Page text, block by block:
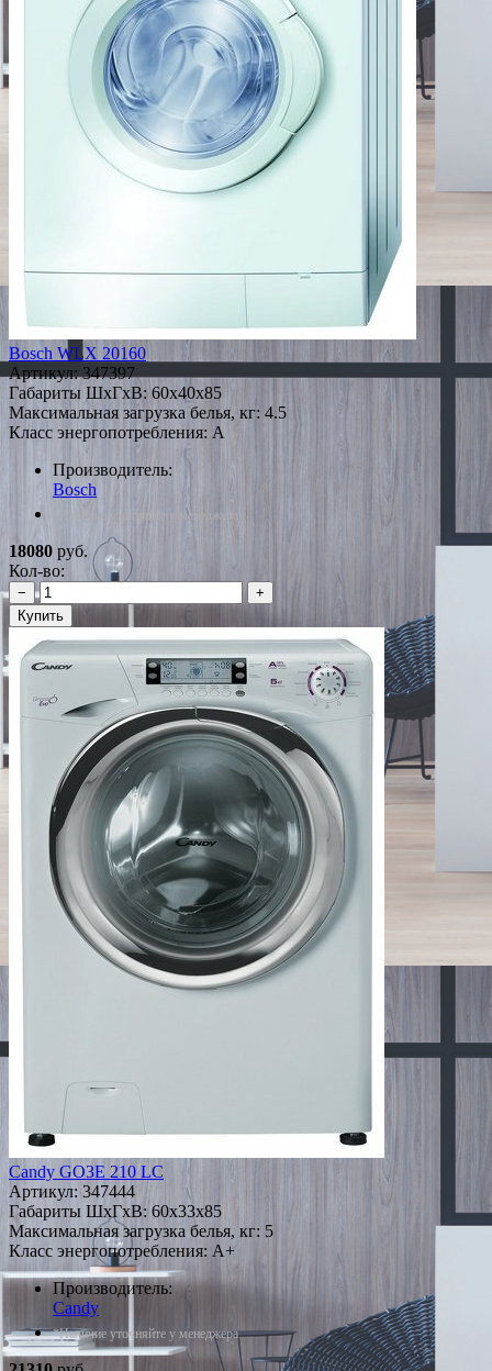
Bosch WLX 20160
Артикул:347397
Габариты ШxГxВ: 60x40x85
Максимальная загрузка белья, кг: 4.5
Класс энергопотребления: A
Производитель:
Bosch
*Наличие уточняйте у менеджера
18080 руб.
Кол-во:
−
+
Купить
Candy GO3E 210 LC
Артикул: 347444
Габариты ШxГxВ: 60x33x85
Максимальная загрузка белья, кг: 5
Класс энергопотребления: A+
Производитель:
Candy
*Наличие уточняйте у менеджера